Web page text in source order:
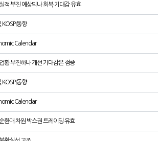
적 부진 예상되나 회복 기대감 유효
KOSPI동향
Calendar
황 부진하나 개선 기대감은 점증
KOSPI동향
Calendar
환매 차원 박스권 트레이딩 유효